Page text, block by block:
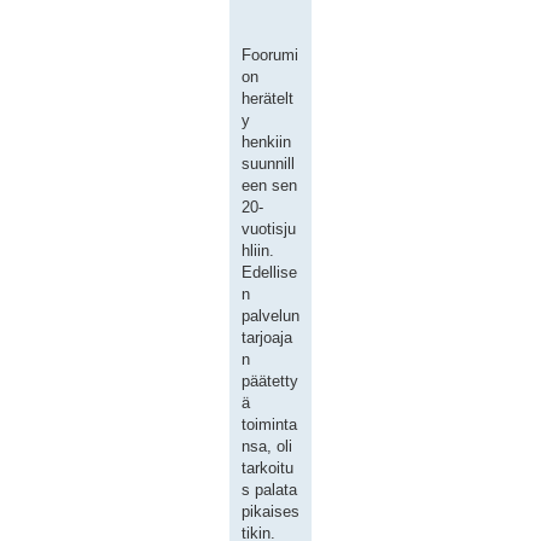
Foorumi
on
herätelt
y
henkiin
suunnill
een sen
20-
vuotisju
hliin.
Edellise
n
palvelun
tarjoaja
n
päätetty
ä
toiminta
nsa, oli
tarkoitu
s palata
pikaises
tikin.